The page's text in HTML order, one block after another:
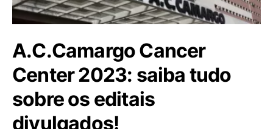
A.C.Camargo Cancer
Center 2023: saiba tudo
sobre os editais
divulgados!